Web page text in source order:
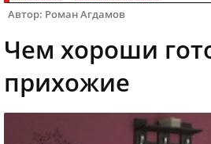
Автор: Роман Агдамов
Чем хороши
прихожие